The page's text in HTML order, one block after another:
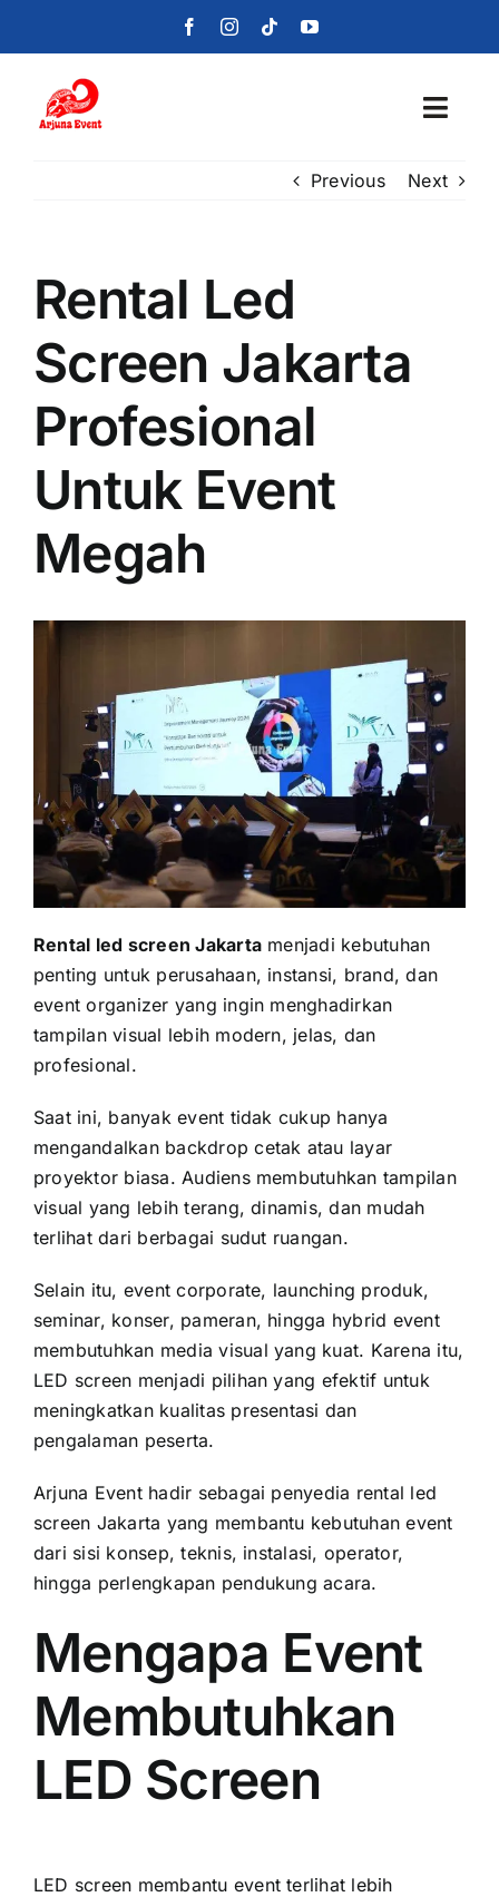
Beranda
Portofolio
Blog
PRICELIST
Previous Next
Rental Led
Screen Jakarta
Profesional
Untuk Event
Megah
Rental led screen Jakarta menjadi kebutuhan
penting untuk perusahaan, instansi, brand, dan
event organizer yang ingin menghadirkan
tampilan visual lebih modern, jelas, dan
profesional.
Saat ini, banyak event tidak cukup hanya
mengandalkan backdrop cetak atau layar
proyektor biasa. Audiens membutuhkan tampilan
visual yang lebih terang, dinamis, dan mudah
terlihat dari berbagai sudut ruangan.
Selain itu, event corporate, launching produk,
seminar, konser, pameran, hingga hybrid event
membutuhkan media visual yang kuat. Karena itu,
LED screen menjadi pilihan yang efektif untuk
meningkatkan kualitas presentasi dan
pengalaman peserta.
Arjuna Event hadir sebagai penyedia rental led
screen Jakarta yang membantu kebutuhan event
dari sisi konsep, teknis, instalasi, operator,
hingga perlengkapan pendukung acara.
Mengapa Event
Membutuhkan
LED Screen
LED screen membantu event terlihat lebih